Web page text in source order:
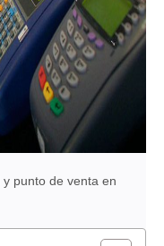
punto de venta en